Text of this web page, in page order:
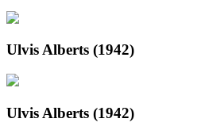
Ulvis Alberts (1942)
Ulvis Alberts (1942)